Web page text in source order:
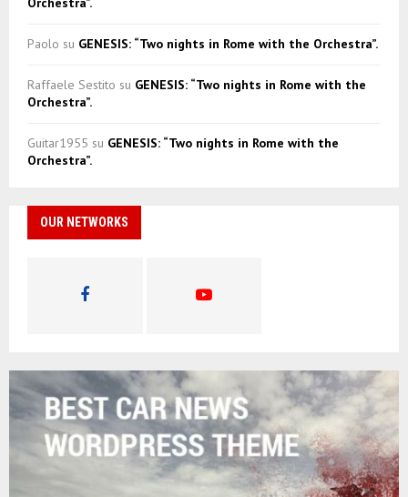
Paolo su GENESIS: “Two nights in Rome with the Orchestra”.
Raffaele Sestito su GENESIS: “Two nights in Rome with the
Orchestra”.
Guitar1955 su GENESIS: “Two nights in Rome with the
Orchestra”.
OUR NETWORKS